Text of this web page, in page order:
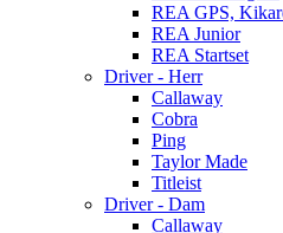
REA GPS,
REA Junior
REA Startset
Driver - Herr
Callaway
Cobra
Ping
Taylor Made
Titleist
Driver - Dam
Callaway